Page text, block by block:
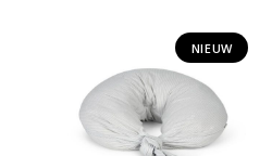
NIEUW